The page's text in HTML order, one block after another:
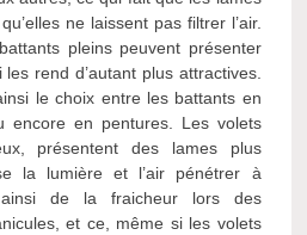
ne laissent pas filtrer l’air.
pleins peuvent présenter
rend d’autant plus attractives.
le choix entre les battants en
encore en pentures. Les volets
présentent des lames plus
la lumière et l’air pénétrer à
ainsi de la fraicheur lors des
et ce, même si les volets